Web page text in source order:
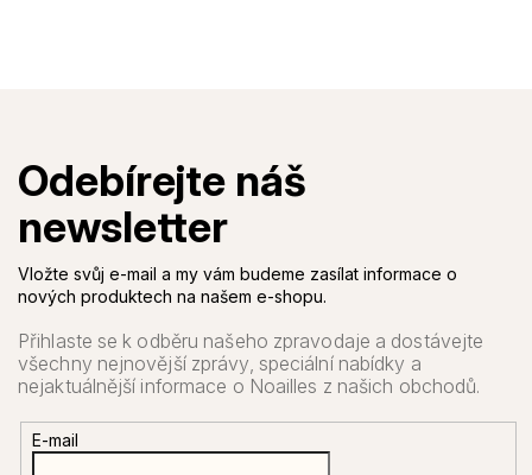
Vložte svůj e-mail a my vám budeme zasílat informace o
nových produktech na našem e-shopu.
E-mail